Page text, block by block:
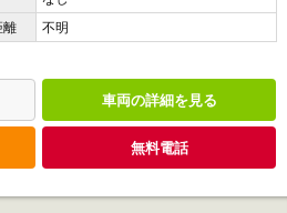
不明
車両の詳細を見る
無料電話